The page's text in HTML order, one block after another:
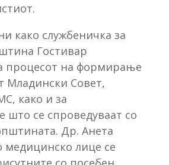
како службеничка за
Гостивар
процесот на формирање
Младински Совет,
како и за
што се спроведуваат со
Др. Анета
медицинско лице се